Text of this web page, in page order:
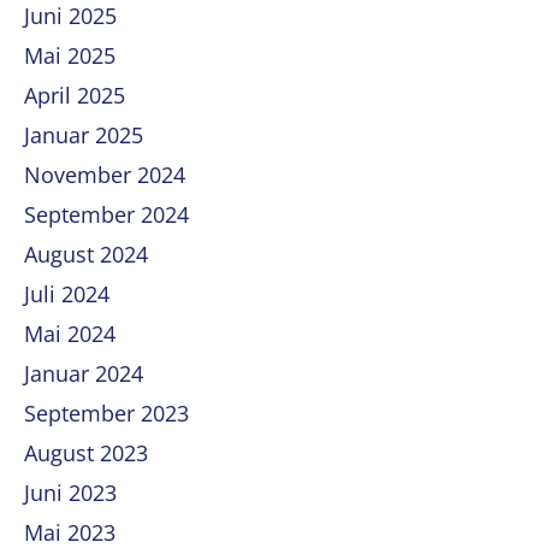
Juni 2025
Mai 2025
April 2025
Januar 2025
November 2024
September 2024
August 2024
Juli 2024
Mai 2024
Januar 2024
September 2023
August 2023
Juni 2023
Mai 2023